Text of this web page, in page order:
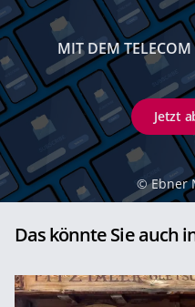
MIT DEM
Jetzt
© Ebner
Das könnte Sie auch